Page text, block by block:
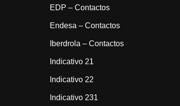
EDP – Contactos
Endesa – Contactos
Iberdrola – Contactos
Indicativo 21
Indicativo 22
Indicativo 231